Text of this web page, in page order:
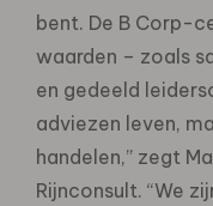
bent. De B Corp-
waarden – zoals
en gedeeld
adviezen leven,
handelen,” zegt
Rijnconsult. “We